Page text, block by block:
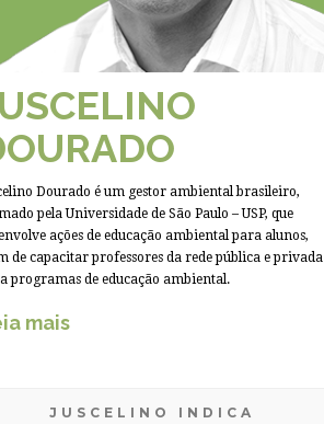
Dourado é um gestor ambiental brasileiro,
pela Universidade de São Paulo – USP, que
ações de educação ambiental para alunos,
de capacitar professores da rede pública e privada
programas de educação ambiental.
mais
JUSCELINO INDICA